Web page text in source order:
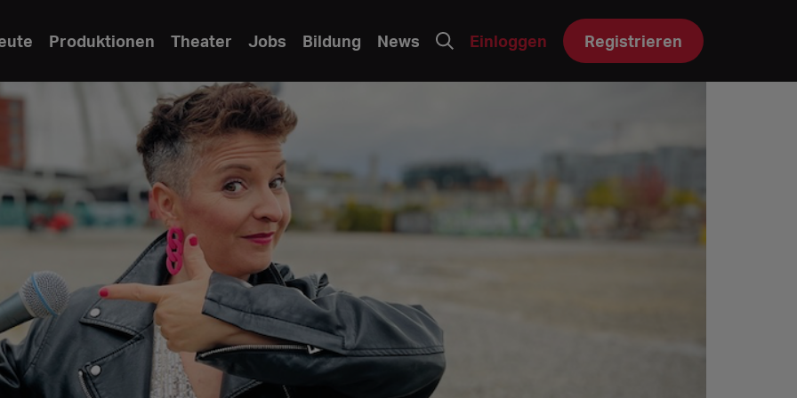
Produktionen Theater Jobs Bildung News Einloggen Registrieren